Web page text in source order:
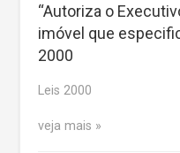
“Autoriza o
imóvel que
2000
Leis 2000
veja mais